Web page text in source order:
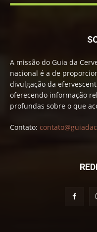
A missão do Guia da
nacional é a de
divulgação da
oferecendo informação
profundas sobre o que
Contato: